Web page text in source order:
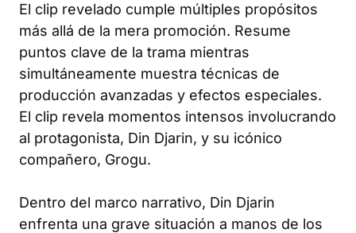
El clip revelado cumple múltiples propósitos
más allá de la mera promoción. Resume
puntos clave de la trama mientras
simultáneamente muestra técnicas de
producción avanzadas y efectos especiales.
El clip revela momentos intensos involucrando
al protagonista, Din Djarin, y su icónico
compañero, Grogu.
Dentro del marco narrativo, Din Djarin
enfrenta una grave situación a manos de los